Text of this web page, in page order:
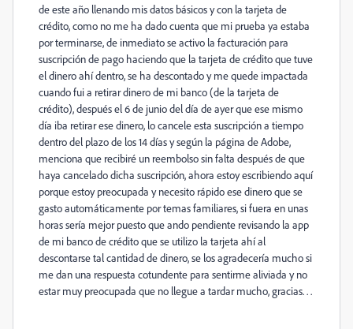
de este año llenando mis datos básicos y con la tarjeta de
crédito, como no me ha dado cuenta que mi prueba ya estaba
por terminarse, de inmediato se activo la facturación para
suscripción de pago haciendo que la tarjeta de crédito que tuve
el dinero ahí dentro, se ha descontado y me quede impactada
cuando fui a retirar dinero de mi banco (de la tarjeta de
crédito), después el 6 de junio del día de ayer que ese mismo
día iba retirar ese dinero, lo cancele esta suscripción a tiempo
dentro del plazo de los 14 días y según la página de Adobe,
menciona que recibiré un reembolso sin falta después de que
haya cancelado dicha suscripción, ahora estoy escribiendo aquí
porque estoy preocupada y necesito rápido ese dinero que se
gasto automáticamente por temas familiares, si fuera en unas
horas sería mejor puesto que ando pendiente revisando la app
de mi banco de crédito que se utilizo la tarjeta ahí al
descontarse tal cantidad de dinero, se los agradecería mucho si
me dan una respuesta cotundente para sentirme aliviada y no
estar muy preocupada que no llegue a tardar mucho, gracias. . .